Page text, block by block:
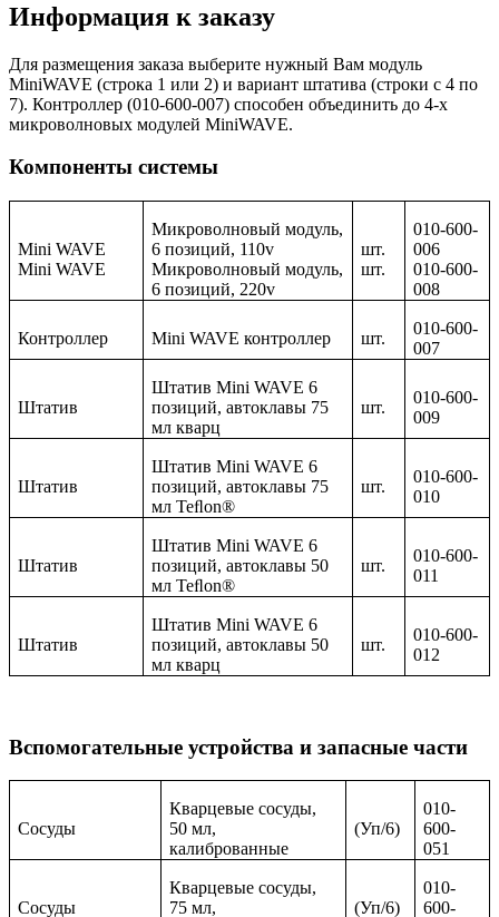
Информация к заказу
Для размещения заказа выберите нужный Вам модуль
MiniWAVE (строка 1 или 2) и вариант штатива (строки с 4 по
7). Контроллер (010-600-007) способен объединить до 4-х
микроволновых модулей MiniWAVE.
Компоненты системы
Mini WAVE
Mini WAVE
Микроволновый модуль,
6 позиций, 110v
Микроволновый модуль,
6 позиций, 220v
шт.
шт.
010-600-
006
010-600-
008
Контроллер Mini WAVE контроллер шт.
010-600-
007
Штатив
Штатив Mini WAVE 6
позиций, автоклавы 75
мл кварц
шт.
010-600-
009
Штатив
Штатив Mini WAVE 6
позиций, автоклавы 75
мл Teﬂon®
шт.
010-600-
010
Штатив
Штатив Mini WAVE 6
позиций, автоклавы 50
мл Teﬂon®
шт.
010-600-
011
Штатив
Штатив Mini WAVE 6
позиций, автоклавы 50
мл кварц
шт.
010-600-
012
Вспомогательные устройства и запасные части
Сосуды
Кварцевые сосуды,
50 мл,
калиброванные
(Уп/6)
010-
600-
051
Сосуды
Кварцевые сосуды,
75 мл,
(Уп/6)
010-
600-